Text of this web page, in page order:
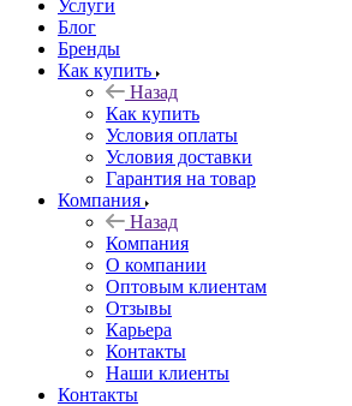
Услуги
Блог
Бренды
Как купить
Назад
Как купить
Условия оплаты
Условия доставки
Гарантия на товар
Компания
Назад
Компания
О компании
Оптовым клиентам
Отзывы
Карьера
Контакты
Наши клиенты
Контакты